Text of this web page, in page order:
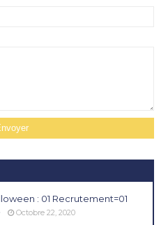
: 01 Recrutement=01
Octobre 22, 2020